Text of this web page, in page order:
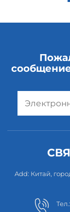
Add: Китай,
Тел.: